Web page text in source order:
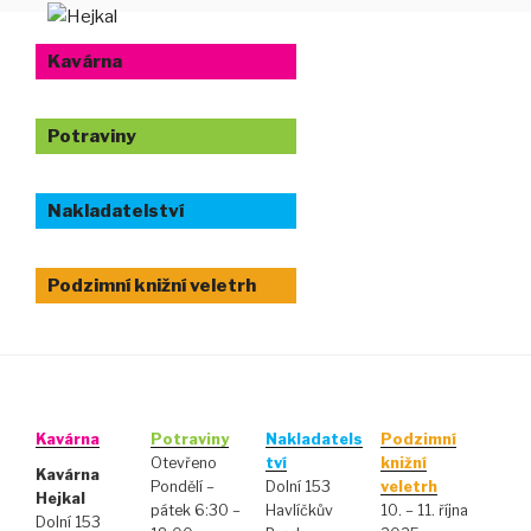
obsahu
HEJKAL
kavárna, potraviny, nakladatelství, podzimní knižní veletrh
Kavárna
Potraviny
Nakladatelství
Podzimní knižní veletrh
Kavárna
Kavárna
Hejkal
Dolní 153
Potraviny
Otevřeno
Pondělí –
pátek 6:30 –
Nakladatels
tví
Dolní 153
Havlíčkův
Podzimní
knižní
veletrh
10. – 11. října